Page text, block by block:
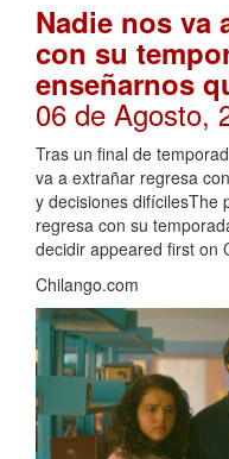
Nadie nos va
con su
enseñarnos
06 de Agosto,
Tras un final de
va a extrañar regresa
y decisiones difícilesThe
regresa con su
decidir appeared first on
Chilango.com